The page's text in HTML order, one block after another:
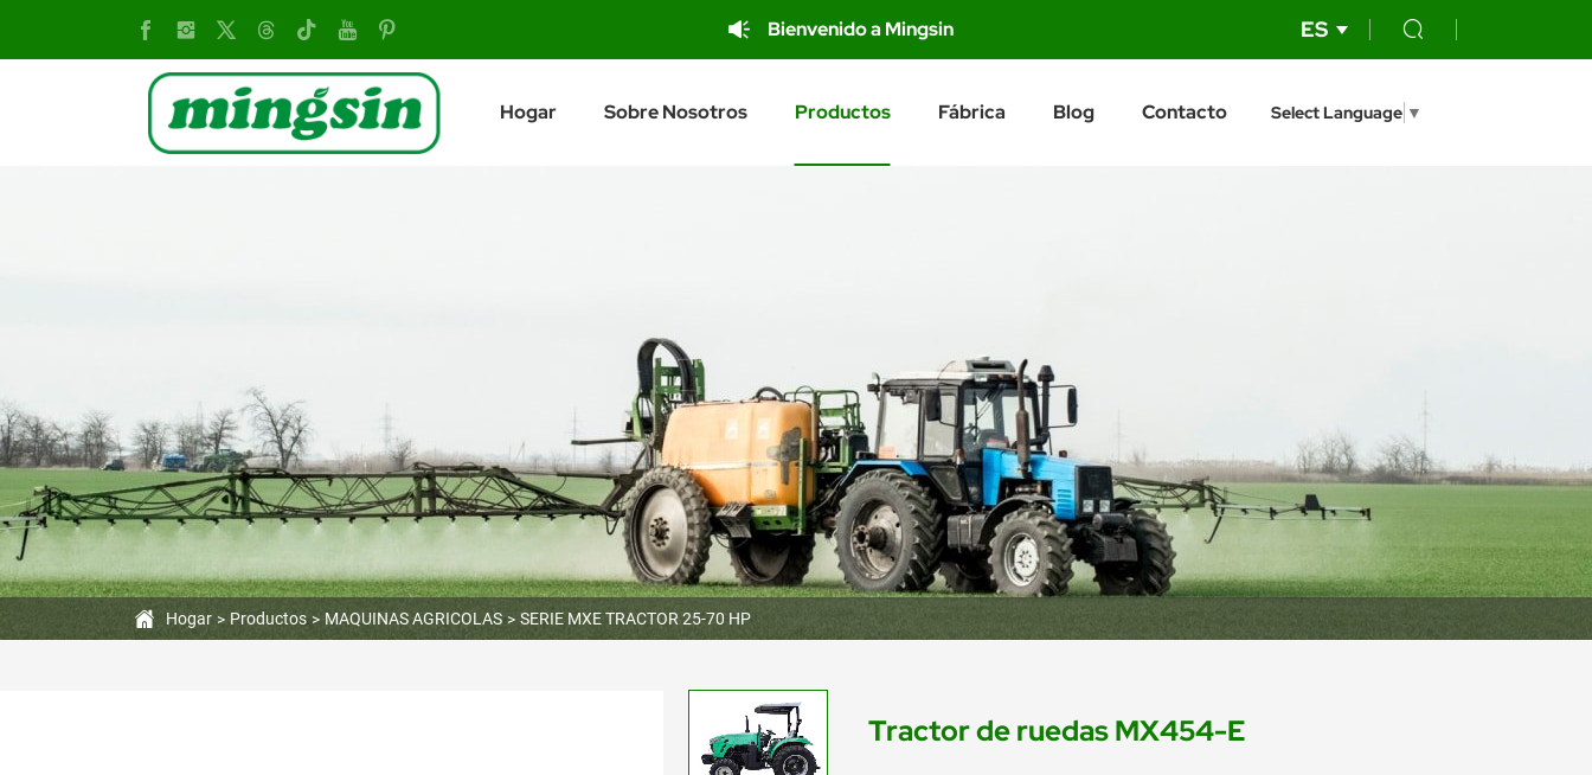
Bienvenido a Mingsin ES
Hogar Sobre Nosotros Productos Fábrica Blog Contacto Select Language ▼
Tractor
Ruedas
Potente
y
Versátil
para
Trabajos
Hogar Productos MAQUINAS AGRICOLAS SERIE MXE TRACTOR 25-70 HP
Tractor de ruedas MX454-E